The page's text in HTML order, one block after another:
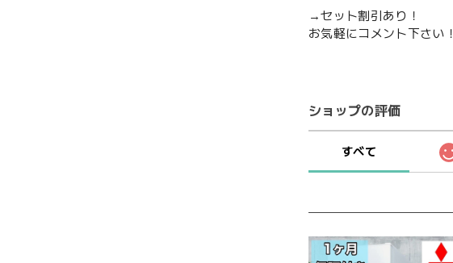
→セット割引あり！
お気軽にコメント下さい！
ショップの評価
すべて